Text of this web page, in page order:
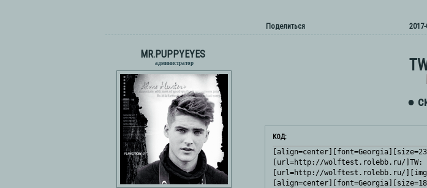
Поделиться
MR.PUPPYEYES
администратор
●
КОД:
[url=http://wolftest.rolebb.ru/
[url=http://wolftest.rolebb.ru/